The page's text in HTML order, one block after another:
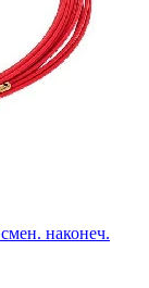
наконеч.